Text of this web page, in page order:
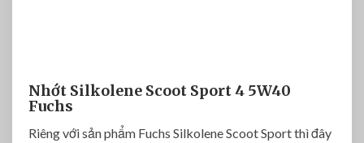
Nhớt Silkolene Scoot Sport 4 5W40
Fuchs
Riêng với sản phẩm Fuchs Silkolene Scoot Sport thì đây